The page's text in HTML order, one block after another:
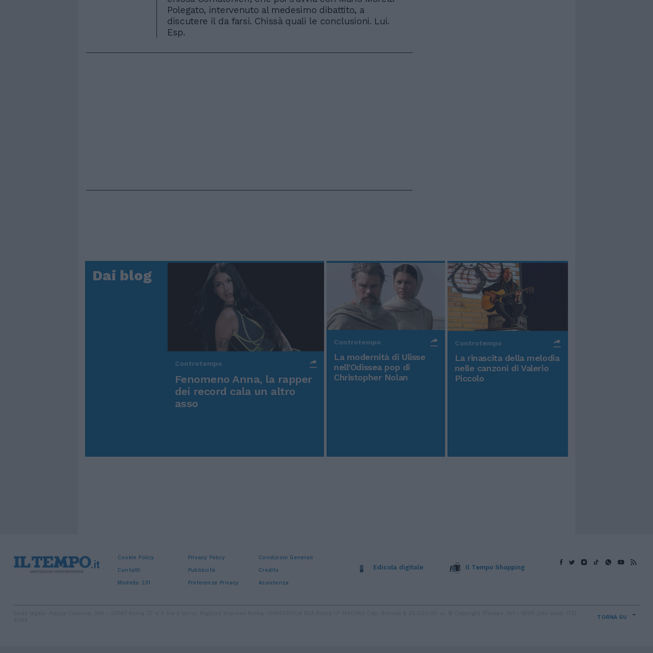
Polegato, intervenuto al medesimo dibattito, a
discutere il da farsi. Chissà quali le conclusioni. Lui.
Esp.
Dai blog
Controtempo
Fenomeno Anna, la rapper
dei record cala un altro
asso
Controtempo
La modernità di Ulisse
nell'Odissea pop di
Christopher Nolan
Controtempo
La rinascita della melodia
nelle canzoni di Valerio
Piccolo
Cookie Policy Privacy Policy
Condizioni Generali
Contatti
Pubblicità
Credits
Modello 231
Preferenze Privacy Assistenza
Edicola digitale Il Tempo Shopping
TORNA SU